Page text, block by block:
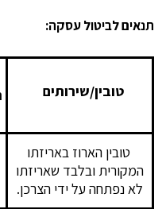
תנאים לביטול עסקה:
טובין/שירותים
טובין הארוז באריזתו
המקורית ובלבד שאריזתו
לא נפתחה על ידי הצרכן.